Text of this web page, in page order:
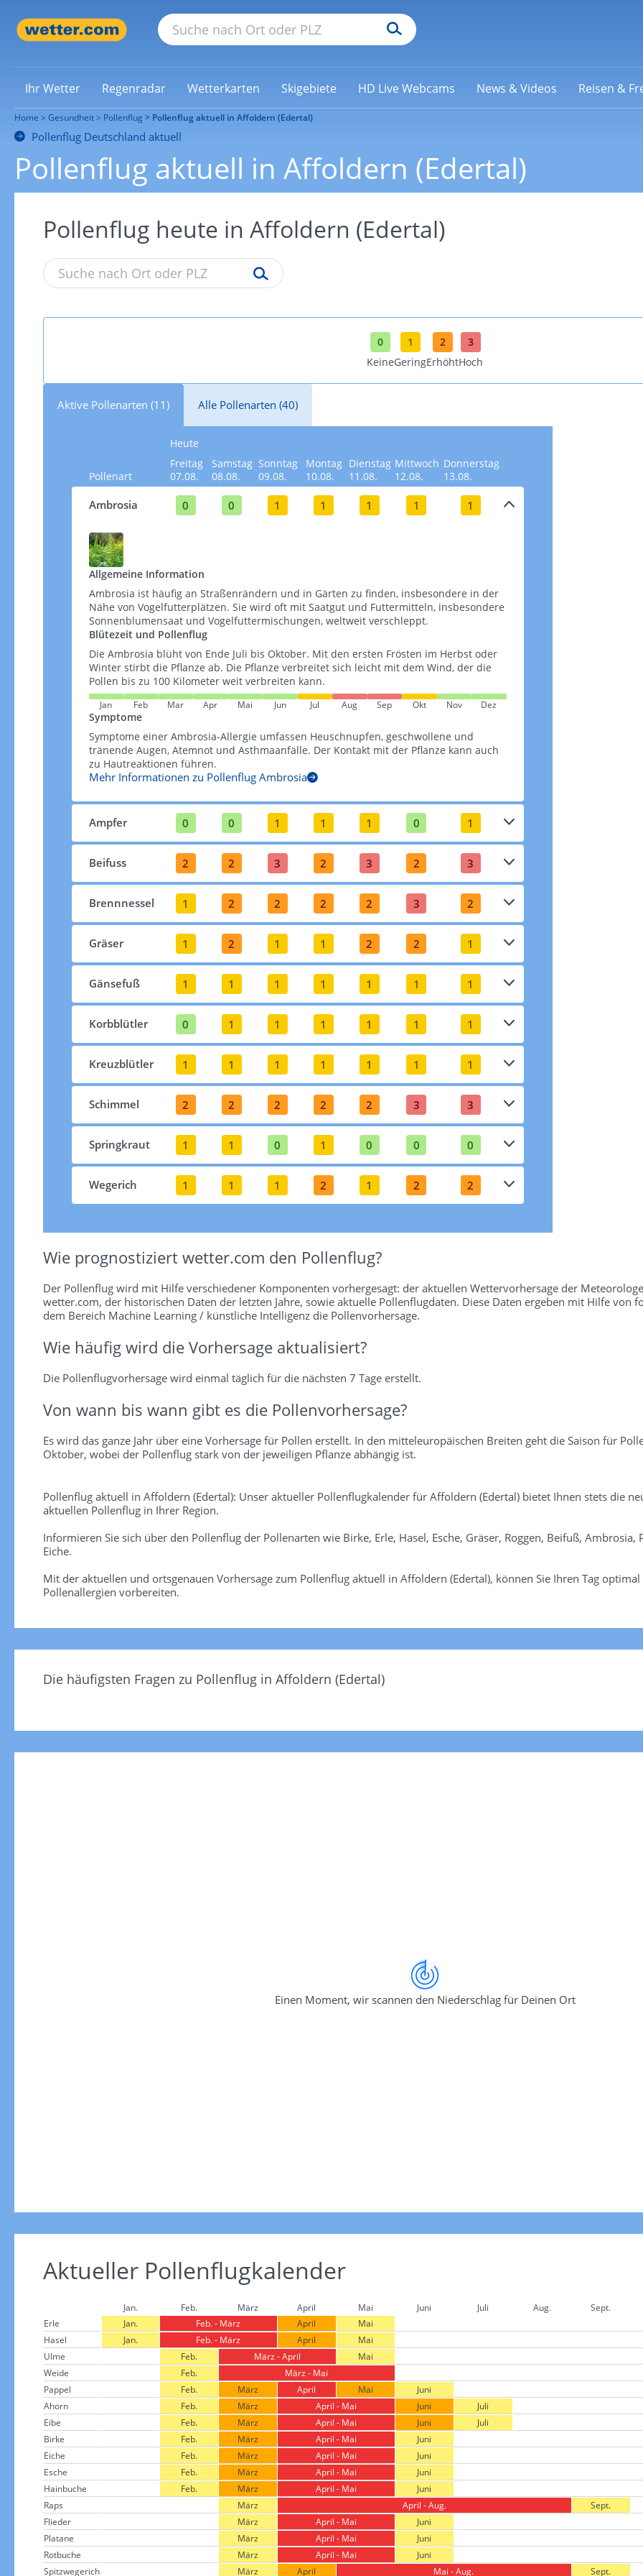
Ihr Wetter Regenradar Wetterkarten Skigebiete HD Live Webcams News & Videos Reisen &
Home Gesundheit Pollenflug Pollenflug aktuell in Affoldern (Edertal)
Pollenflug Deutschland aktuell
Pollenflug aktuell in Affoldern (Edertal)
Pollenflug heute in Affoldern (Edertal)
0
Keine
1
Gering
2
Erhöht
3
Hoch
Aktive Pollenarten (11) Alle Pollenarten (40)
Pollenart
Heute
Freitag
07.08.
Samstag
08.08.
Sonntag
09.08.
Montag
10.08.
Dienstag
11.08.
Mittwoch
12.08.
Donnerstag
13.08.
Ambrosia 0 0 1 1 1 1 1
Allgemeine Information
Ambrosia ist häufig an Straßenrändern und in Gärten zu finden, insbesondere in der
Nähe von Vogelfutterplätzen. Sie wird oft mit Saatgut und Futtermitteln, insbesondere
Sonnenblumensaat und Vogelfuttermischungen, weltweit verschleppt​​​​.
Blütezeit und Pollenflug
Die Ambrosia blüht von Ende Juli bis Oktober. Mit den ersten Frösten im Herbst oder
Winter stirbt die Pflanze ab. Die Pflanze verbreitet sich leicht mit dem Wind, der die
Pollen bis zu 100 Kilometer weit verbreiten kann​​.
Jan Feb Mar Apr Mai Jun Jul Aug Sep Okt Nov Dez
Symptome
Symptome einer Ambrosia-Allergie umfassen Heuschnupfen, geschwollene und
tränende Augen, Atemnot und Asthmaanfälle. Der Kontakt mit der Pflanze kann auch
zu Hautreaktionen führen​​.
Mehr Informationen zu Pollenflug Ambrosia
Ampfer 0 0 1 1 1 0 1
Beifuss 2 2 3 2 3 2 3
Brennnessel 1 2 2 2 2 3 2
Gräser 1 2 1 1 2 2 1
Gänsefuß 1 1 1 1 1 1 1
Korbblütler 0 1 1 1 1 1 1
Kreuzblütler 1 1 1 1 1 1 1
Schimmel 2 2 2 2 2 3 3
Springkraut 1 1 0 1 0 0 0
Wegerich 1 1 1 2 1 2 2
Wie prognostiziert wetter.com den Pollenflug?
Der Pollenflug wird mit Hilfe verschiedener Komponenten vorhergesagt: der aktuellen Wettervorhersage der
wetter.com, der historischen Daten der letzten Jahre, sowie aktuelle Pollenflugdaten. Diese Daten ergeben mit Hilfe von
dem Bereich Machine Learning / künstliche Intelligenz die Pollenvorhersage.
Wie häufig wird die Vorhersage aktualisiert?
Die Pollenflugvorhersage wird einmal täglich für die nächsten 7 Tage erstellt.
Von wann bis wann gibt es die Pollenvorhersage?
Es wird das ganze Jahr über eine Vorhersage für Pollen erstellt. In den mitteleuropäischen Breiten geht die Saison für
Oktober, wobei der Pollenflug stark von der jeweiligen Pflanze abhängig ist.
Pollenflug aktuell in Affoldern (Edertal): Unser aktueller Pollenflugkalender für Affoldern (Edertal) bietet Ihnen stets die
aktuellen Pollenflug in Ihrer Region.
Informieren Sie sich über den Pollenflug der Pollenarten wie Birke, Erle, Hasel, Esche, Gräser, Roggen, Beifuß, Ambrosia,
Eiche.
Mit der aktuellen und ortsgenauen Vorhersage zum Pollenflug aktuell in Affoldern (Edertal), können Sie Ihren Tag
Pollenallergien vorbereiten.
Die häufigsten Fragen zu Pollenflug in Affoldern (Edertal)
Einen Moment, wir scannen den Niederschlag für Deinen Ort
Aktueller Pollenflugkalender
Jan. Feb. März April Mai Juni Juli Aug. Sept.
Erle
Jan. Feb. - März April
Mai
Hasel
Jan. Feb. - März April
Mai
Ulme
Feb. März - April
Mai
Weide
Feb.
März - Mai
Pappel
Feb. März April Mai
Juni
Ahorn
Feb. März April - Mai Juni
Juli
Eibe
Feb. März April - Mai Juni
Juli
Birke
Feb. März April - Mai
Juni
Eiche
Feb. März April - Mai
Juni
Esche
Feb. März April - Mai
Juni
Hainbuche
Feb. März April - Mai
Juni
Raps
März April - Aug.
Sept.
Flieder
März April - Mai
Juni
Platane
März April - Mai
Juni
Rotbuche
März April - Mai
Juni
Spitzwegerich
März April Mai - Aug. Sept.